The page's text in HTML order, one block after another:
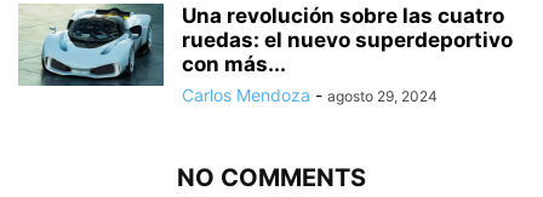
Una revolución sobre las cuatro
ruedas: el nuevo superdeportivo
con más...
Carlos Mendoza - agosto 29, 2024
NO COMMENTS